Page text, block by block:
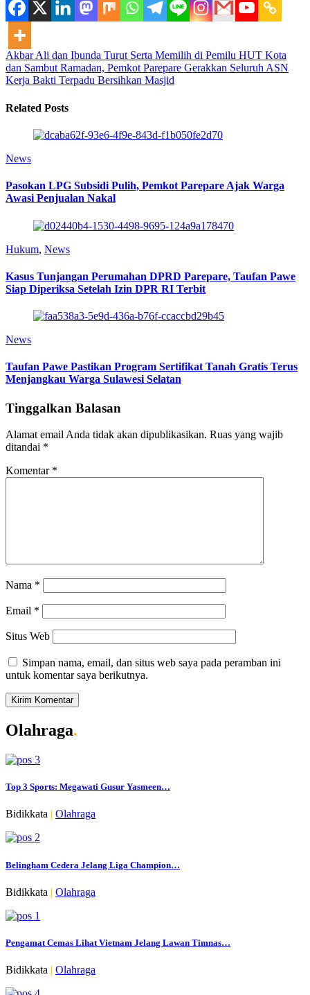
Akbar Ali dan Ibunda Turut Serta Memilih di Pemilu HUT Kota
dan Sambut Ramadan, Pemkot Parepare Gerakkan Seluruh ASN
Kerja Bakti Terpadu Bersihkan Masjid
Related Posts
News
Pasokan LPG Subsidi Pulih, Pemkot Parepare Ajak Warga
Awasi Penjualan Nakal
Hukum, News
Kasus Tunjangan Perumahan DPRD Parepare, Taufan Pawe
Siap Diperiksa Setelah Izin DPR RI Terbit
News
Taufan Pawe Pastikan Program Sertifikat Tanah Gratis Terus
Menjangkau Warga Sulawesi Selatan
Tinggalkan Balasan
Alamat email Anda tidak akan dipublikasikan. Ruas yang wajib
ditandai *
Komentar *
Nama *
Email *
Situs Web
Simpan nama, email, dan situs web saya pada peramban ini
untuk komentar saya berikutnya.
Olahraga.
Top 3 Sports: Megawati Gusur Yasmeen…
Bidikkata Olahraga
Belingham Cedera Jelang Liga Champion…
Bidikkata | Olahraga
Pengamat Cemas Lihat Vietnam Jelang Lawan Timnas…
Bidikkata | Olahraga